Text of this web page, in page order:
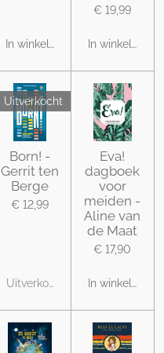
In winkelwagen
€ 19,99
In
Uitverkocht
Born! -
Gerrit ten
Berge
€ 12,99
Uitverkocht
Eva!
dagboek
voor
meiden -
Aline van
de Maat
€ 17,90
In